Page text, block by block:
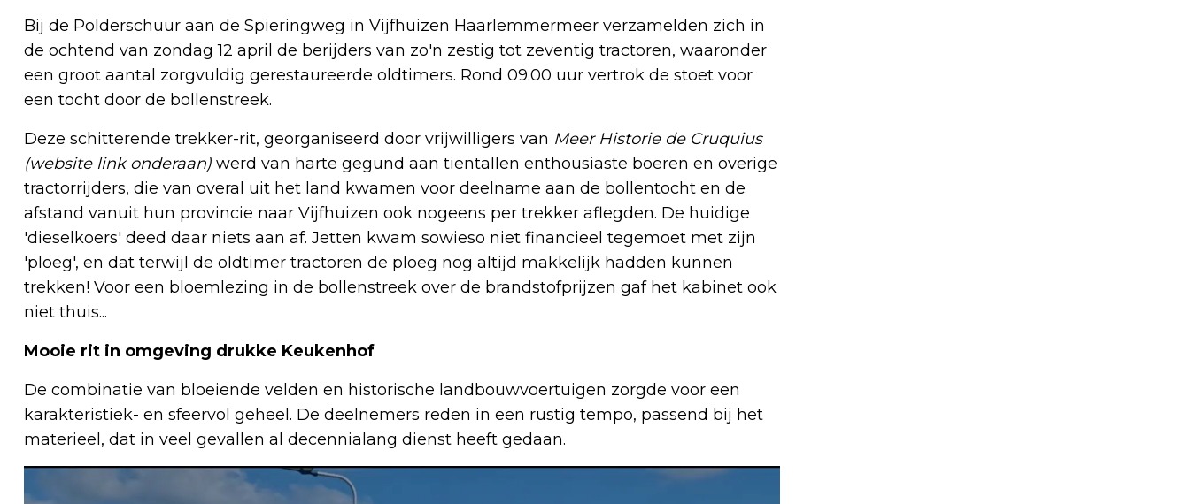
Bij de Polderschuur aan de Spieringweg in Vijfhuizen Haarlemmermeer verzamelden zich in
de ochtend van zondag 12 april de berijders van zo'n zestig tot zeventig tractoren, waaronder
een groot aantal zorgvuldig gerestaureerde oldtimers. Rond 09.00 uur vertrok de stoet voor
een tocht door de bollenstreek.
Deze schitterende trekker-rit, georganiseerd door vrijwilligers van Meer Historie de Cruquius
(website link onderaan) werd van harte gegund aan tientallen enthousiaste boeren en overige
tractorrijders, die van overal uit het land kwamen voor deelname aan de bollentocht en de
afstand vanuit hun provincie naar Vijfhuizen ook nogeens per trekker aflegden. De huidige
'dieselkoers' deed daar niets aan af. Jetten kwam sowieso niet financieel tegemoet met zijn
'ploeg', en dat terwijl de oldtimer tractoren de ploeg nog altijd makkelijk hadden kunnen
trekken! Voor een bloemlezing in de bollenstreek over de brandstofprijzen gaf het kabinet ook
niet thuis...
Mooie rit in omgeving drukke Keukenhof
De combinatie van bloeiende velden en historische landbouwvoertuigen zorgde voor een
karakteristiek- en sfeervol geheel. De deelnemers reden in een rustig tempo, passend bij het
materieel, dat in veel gevallen al decennialang dienst heeft gedaan.